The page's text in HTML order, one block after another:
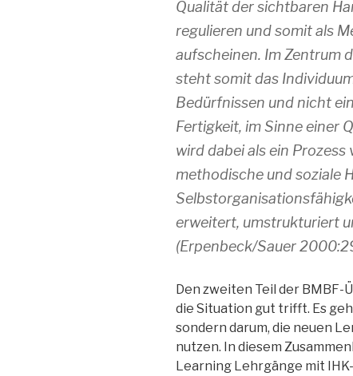
Qualität der sichtbaren
regulieren und somit als
aufscheinen. Im Zentrum
steht somit das
Bedürfnissen und nicht
Fertigkeit, im Sinne einer
wird dabei als ein Prozess
methodische und soziale
erweitert, umstrukturiert
(Erpenbeck/Sauer
Den zweiten Teil der BMBF-
die Situation gut trifft. Es
sondern darum, die neuen
nutzen. In diesem
Learning Lehrgänge mit